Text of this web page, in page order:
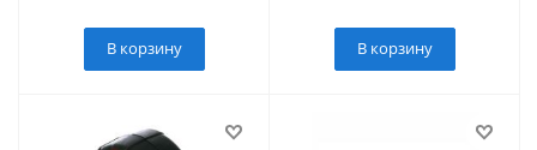
В корзину В корзину